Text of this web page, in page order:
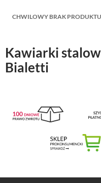
CHWILOWY BRAK PRODUKTU
Kawiarki
Bialetti